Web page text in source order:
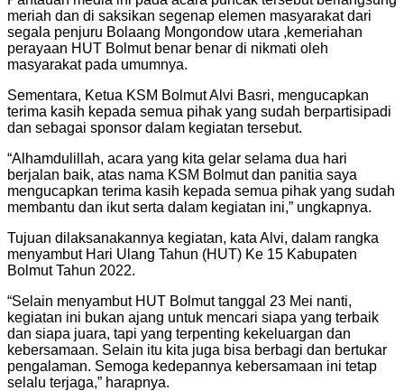
meriah dan di saksikan segenap elemen masyarakat dari
segala penjuru Bolaang Mongondow utara ,kemeriahan
perayaan HUT Bolmut benar benar di nikmati oleh
masyarakat pada umumnya.
Sementara, Ketua KSM Bolmut Alvi Basri, mengucapkan
terima kasih kepada semua pihak yang sudah berpartisipadi
dan sebagai sponsor dalam kegiatan tersebut.
“Alhamdulillah, acara yang kita gelar selama dua hari
berjalan baik, atas nama KSM Bolmut dan panitia saya
mengucapkan terima kasih kepada semua pihak yang sudah
membantu dan ikut serta dalam kegiatan ini,” ungkapnya.
Tujuan dilaksanakannya kegiatan, kata Alvi, dalam rangka
menyambut Hari Ulang Tahun (HUT) Ke 15 Kabupaten
Bolmut Tahun 2022.
“Selain menyambut HUT Bolmut tanggal 23 Mei nanti,
kegiatan ini bukan ajang untuk mencari siapa yang terbaik
dan siapa juara, tapi yang terpenting kekeluargan dan
kebersamaan. Selain itu kita juga bisa berbagi dan bertukar
pengalaman. Semoga kedepannya kebersamaan ini tetap
selalu terjaga,” harapnya.